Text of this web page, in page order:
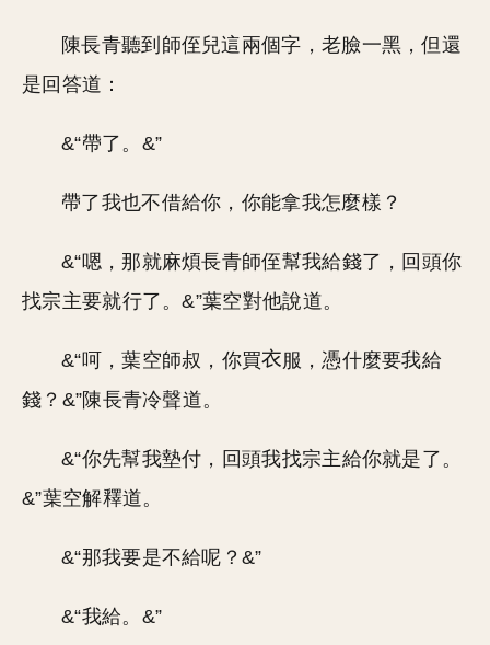
陳長青聽到師侄兒這兩個字，老臉一黑，但還
是回答道：
&“帶了。&”
帶了我也不借給你，你能拿我怎麼樣？
&“嗯，那就麻煩長青師侄幫我給錢了，回頭你
找宗主要就行了。&”葉空對他說道。
&“呵，葉空師叔，你買
服，憑什麼要我給
錢？&”陳長青冷聲道。
&“你先幫我墊付，回頭我找宗主給你就是了。
&”葉空解釋道。
&“那我要是不給呢？&”
&“我給。&”